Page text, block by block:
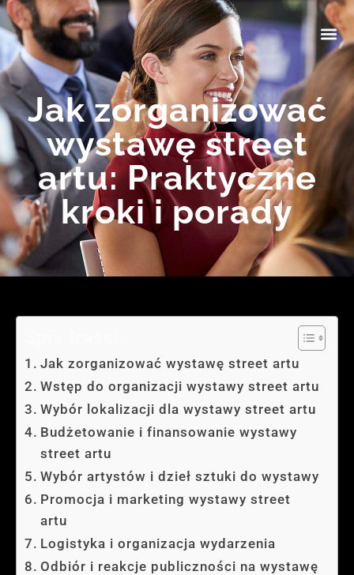
Jak zorganizować
wystawę street
artu: Praktyczne
kroki i porady
Jak zorganizować wystawę street artu
Wstęp do organizacji wystawy street artu
Wybór lokalizacji dla wystawy street artu
Budżetowanie i finansowanie wystawy
street artu
Wybór artystów i dzieł sztuki do wystawy
Promocja i marketing wystawy street
artu
Logistyka i organizacja wydarzenia
Odbiór i reakcje publiczności na wystawę